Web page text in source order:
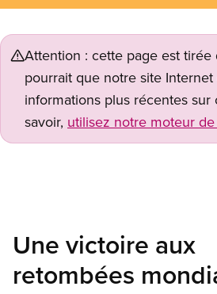
Attention : cette page est tirée
pourrait que notre site
informations plus récentes sur
savoir, utilisez notre moteur
Une victoire aux
retombées